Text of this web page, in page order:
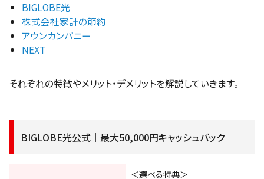
BIGLOBE光
株式会社家計の節約
アウンカンパニー
NEXT
それぞれの特徴やメリット・デメリットを解説していきます。
BIGLOBE光公式｜最大50,000円キャッシュバック
＜選べる特典＞